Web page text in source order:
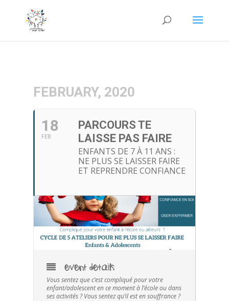
FEBRUARY, 2020
18
FEB
PARCOURS TE
LAISSE PAS FAIRE
ENFANTS DE 7 À 11 ANS :
NE PLUS SE LAISSER FAIRE
ET REPRENDRE CONFIANCE
EVENT DETAILS
Vous sentez que c’est compliqué pour votre
enfant/adolescent en ce moment à l’école ou dans
ses activités ? Vous sentez qu’il est en souffrance ?